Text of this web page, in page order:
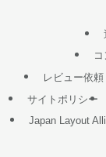
レビュー依
サイトポリシー
Japan Layout